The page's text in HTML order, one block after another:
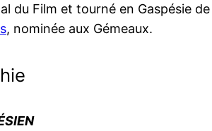
du Film et tourné en Gaspésie
, nominée aux Gémeaux.